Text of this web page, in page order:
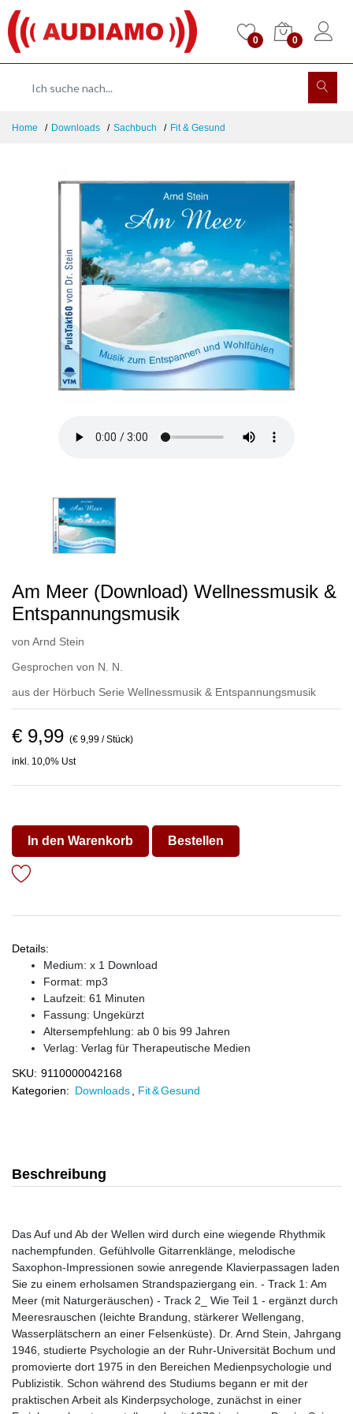
0 0
Home Downloads Sachbuch Fit & Gesund
Am Meer (Download) Wellnessmusik &
Entspannungsmusik
von Arnd Stein
Gesprochen von N. N.
aus der Hörbuch Serie Wellnessmusik & Entspannungsmusik
€ 9,99 (€ 9,99 / Stück)
inkl. 10,0% Ust
In den Warenkorb Bestellen
Details:
Medium: x 1 Download
Format: mp3
Laufzeit: 61 Minuten
Fassung: Ungekürzt
Altersempfehlung: ab 0 bis 99 Jahren
Verlag: Verlag für Therapeutische Medien
SKU: 9110000042168
Kategorien: Downloads Fit & Gesund
Beschreibung
Das Auf und Ab der Wellen wird durch eine wiegende Rhythmik
nachempfunden. Gefühlvolle Gitarrenklänge, melodische
Saxophon-Impressionen sowie anregende Klavierpassagen laden
Sie zu einem erholsamen Strandspaziergang ein. - Track 1: Am
Meer (mit Naturgeräuschen) - Track 2_ Wie Teil 1 - ergänzt durch
Meeresrauschen (leichte Brandung, stärkerer Wellengang,
Wasserplätschern an einer Felsenküste). Dr. Arnd Stein, Jahrgang
1946, studierte Psychologie an der Ruhr-Universität Bochum und
promovierte dort 1975 in den Bereichen Medienpsychologie und
Publizistik. Schon während des Studiums begann er mit der
praktischen Arbeit als Kinderpsychologe, zunächst in einer